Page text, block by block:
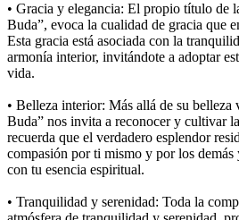
• Gracia y elegancia: El propio título de
Buda”, evoca la cualidad de gracia que
Esta gracia está asociada con la
armonía interior, invitándote a adoptar
vida.
• Belleza interior: Más allá de su belleza
Buda” nos invita a reconocer y cultivar
recuerda que el verdadero esplendor
compasión por ti mismo y por los
con tu esencia espiritual.
• Tranquilidad y serenidad: Toda la